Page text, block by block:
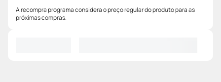
A recompra programa considera o preço regular do produto para as
próximas compras.